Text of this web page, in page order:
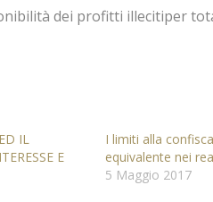
dei profitti illecitiper
IL
E
I limiti alla
equivalente nei
5 Maggio 2017